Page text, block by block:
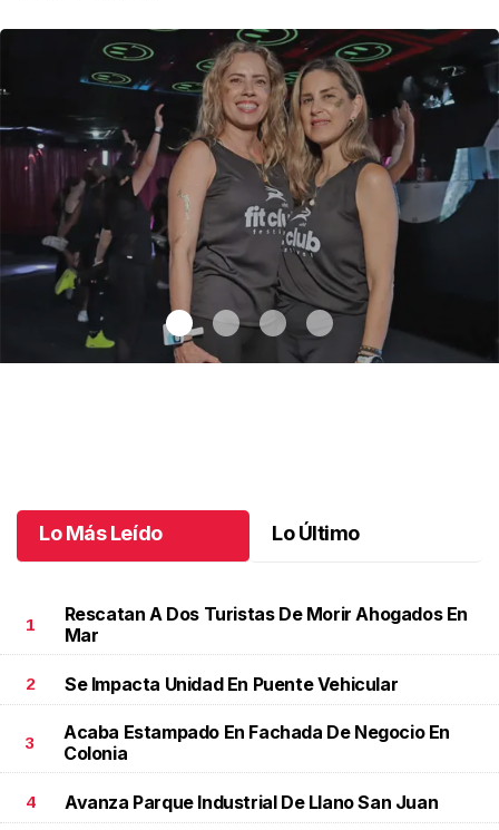
Lo Más Leído Lo Último
1
Rescatan A Dos Turistas De Morir Ahogados En
Mar
2 Se Impacta Unidad En Puente Vehicular
3
Acaba Estampado En Fachada De Negocio En
Colonia
4 Avanza Parque Industrial De Llano San Juan